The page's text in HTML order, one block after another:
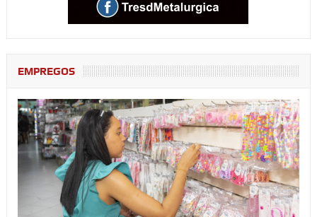
EMPREGOS